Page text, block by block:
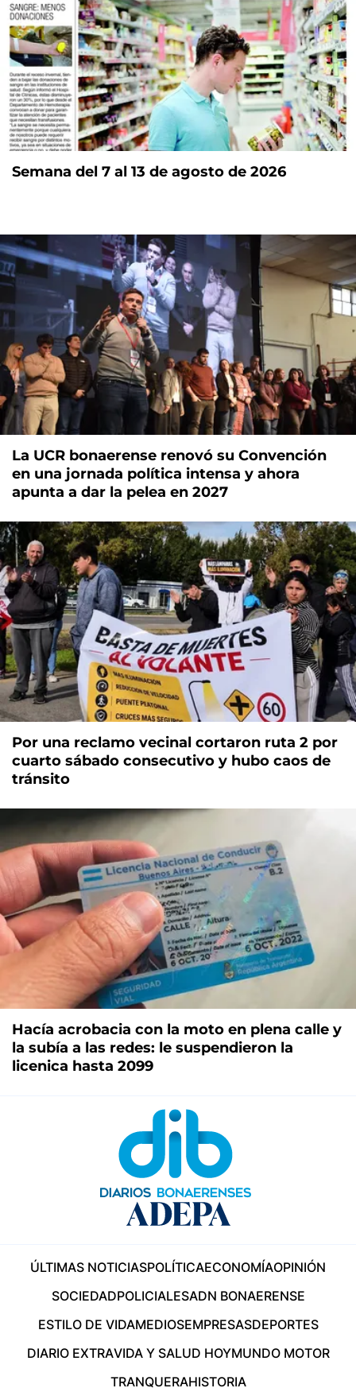
Semana del 7 al 13 de agosto de 2026
La UCR bonaerense renovó su Convención
en una jornada política intensa y ahora
apunta a dar la pelea en 2027
Por una reclamo vecinal cortaron ruta 2 por
cuarto sábado consecutivo y hubo caos de
tránsito
Hacía acrobacia con la moto en plena calle y
la subía a las redes: le suspendieron la
licenica hasta 2099
ÚLTIMAS NOTICIASPOLÍTICAECONOMÍAOPINIÓN
SOCIEDADPOLICIALESADN BONAERENSE
ESTILO DE VIDAMEDIOSEMPRESASDEPORTES
DIARIO EXTRAVIDA Y SALUD HOYMUNDO MOTOR
TRANQUERAHISTORIA